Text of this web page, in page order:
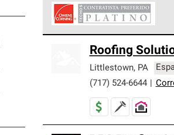
cumplen con estándares
ofrecer nuestra mejor
Roofing
Littlestown, PA
(717) 524-6644